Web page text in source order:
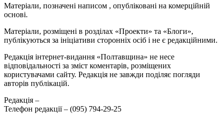
Матеріали, позначені написом , опубліковані на комерційній
основі.
Матеріали, розміщені в розділах «Проекти» та «Блоги»,
публікуються за ініціативи сторонніх осіб і не є редакційними.
Редакція інтернет-видання «Полтавщина» не несе
відповідальності за зміст коментарів, розміщених
користувачами сайту. Редакція не завжди поділяє погляди
авторів публікацій.
Редакція –
Телефон редакції – (095) 794-29-25